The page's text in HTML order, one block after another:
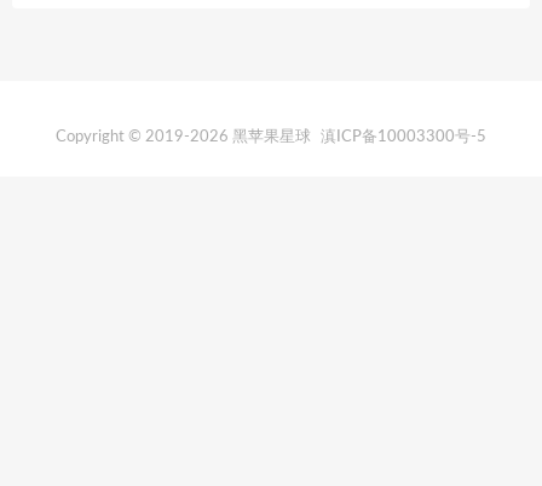
Copyright © 2019-2026 黑苹果星球 滇ICP备10003300号-5